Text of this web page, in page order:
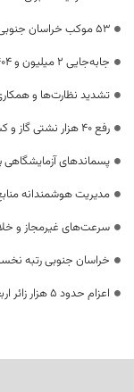
53 موکب خراسان جنوبی در خدمت زائران اربعین
جابه‌جایی 2 میلیون و 404 هزار تن کالا از خراسان جنوبی به سراسر کشور
تشدید نظارت‌ها و
رفع 40 هزار نشتی گاز و کشف 76 مورد سرقت گاز در چهار ماهه نخست سال
پسماندهای
مدیریت هوشمندانه
سرعت‌های غیرمجاز و
خراسان جنوبی رتبه
اعزام حدود 5 هزار زائر اربعین از خراسان جنوبی؛ بازگشت‌ها آغاز شد